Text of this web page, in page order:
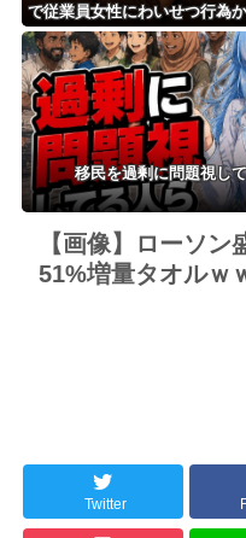
で従業員女性にわいせつ行為
男を逮捕ｗｗｗｗｗｗｗｗｗ
移民を過剰に問題視し
【画像】ローソ
51%増量タオルｗ
Twitter